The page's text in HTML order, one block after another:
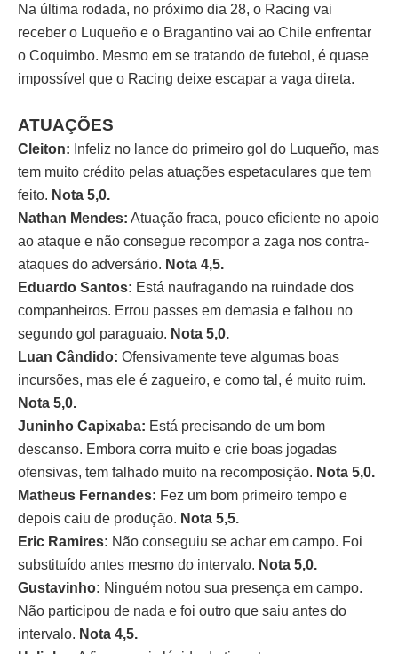
Na última rodada, no próximo dia 28, o Racing vai
receber o Luqueño e o Bragantino vai ao Chile enfrentar
o Coquimbo. Mesmo em se tratando de futebol, é quase
impossível que o Racing deixe escapar a vaga direta.
ATUAÇÕES
Cleiton: Infeliz no lance do primeiro gol do Luqueño, mas
tem muito crédito pelas atuações espetaculares que tem
feito. Nota 5,0.
Nathan Mendes: Atuação fraca, pouco eficiente no apoio
ao ataque e não consegue recompor a zaga nos contra-
ataques do adversário. Nota 4,5.
Eduardo Santos: Está naufragando na ruindade dos
companheiros. Errou passes em demasia e falhou no
segundo gol paraguaio. Nota 5,0.
Luan Cândido: Ofensivamente teve algumas boas
incursões, mas ele é zagueiro, e como tal, é muito ruim.
Nota 5,0.
Juninho Capixaba: Está precisando de um bom
descanso. Embora corra muito e crie boas jogadas
ofensivas, tem falhado muito na recomposição. Nota 5,0.
Matheus Fernandes: Fez um bom primeiro tempo e
depois caiu de produção. Nota 5,5.
Eric Ramires: Não conseguiu se achar em campo. Foi
substituído antes mesmo do intervalo. Nota 5,0.
Gustavinho: Ninguém notou sua presença em campo.
Não participou de nada e foi outro que saiu antes do
intervalo. Nota 4,5.